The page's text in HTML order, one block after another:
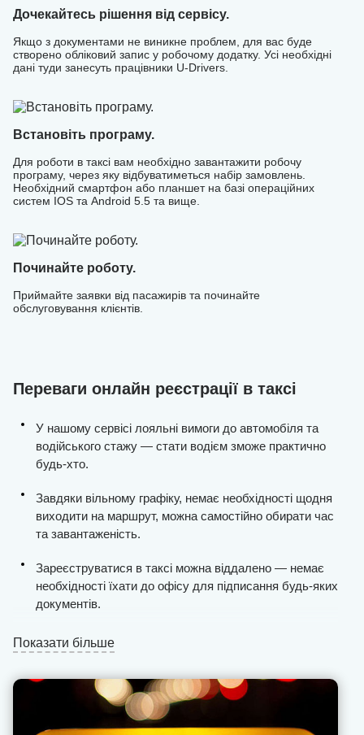
Дочекайтесь рішення від сервісу.
Якщо з документами не виникне проблем, для вас буде
створено обліковий запис у робочому додатку. Усі необхідні
дані туди занесуть працівники U-Drivers.
Встановіть програму.
Для роботи в таксі вам необхідно завантажити робочу
програму, через яку відбуватиметься набір замовлень.
Необхідний смартфон або планшет на базі операційних
систем IOS та Android 5.5 та вище.
Починайте роботу.
Приймайте заявки від пасажирів та починайте
обслуговування клієнтів.
Переваги онлайн реєстрації в таксі
У нашому сервісі лояльні вимоги до автомобіля та
водійського стажу — стати водієм зможе практично
будь-хто.
Завдяки вільному графіку, немає необхідності щодня
виходити на маршрут, можна самостійно обирати час
та завантаженість.
Зареєструватися в таксі можна віддалено — немає
необхідності їхати до офісу для підписання будь-яких
документів.
Водії отримують стабільну кількість замовлень,
процес пошуку клієнтів у місті максимально
спрощений.
Виплати проводяться щодня та без затримок, ми не
стягуємо комісію з «чайових» та «бонусів» (це
Показати більше